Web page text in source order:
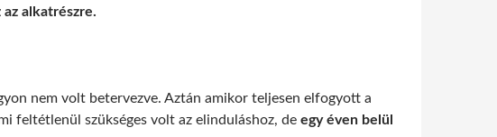
alkatrészre.
nem volt betervezve. Aztán amikor teljesen elfogyott a
feltétlenül szükséges volt az elinduláshoz, de egy éven belül